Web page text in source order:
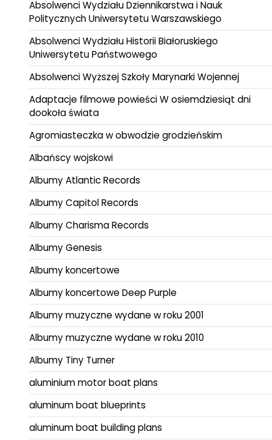
Absolwenci Wydziału Dziennikarstwa i Nauk
Politycznych Uniwersytetu Warszawskiego
Absolwenci Wydziału Historii Białoruskiego
Uniwersytetu Państwowego
Absolwenci Wyższej Szkoły Marynarki Wojennej
Adaptacje filmowe powieści W osiemdziesiąt dni
dookoła świata
Agromiasteczka w obwodzie grodzieńskim
Albańscy wojskowi
Albumy Atlantic Records
Albumy Capitol Records
Albumy Charisma Records
Albumy Genesis
Albumy koncertowe
Albumy koncertowe Deep Purple
Albumy muzyczne wydane w roku 2001
Albumy muzyczne wydane w roku 2010
Albumy Tiny Turner
aluminium motor boat plans
aluminum boat blueprints
aluminum boat building plans